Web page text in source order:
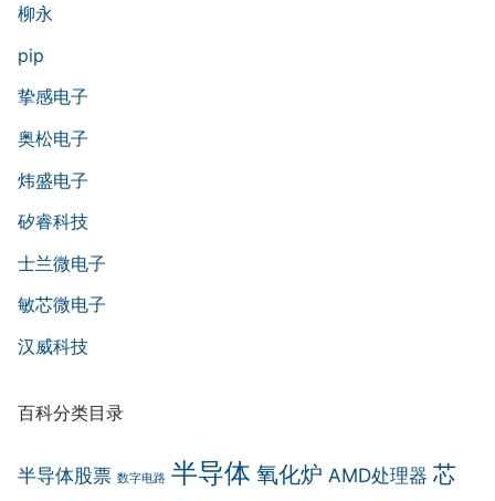
柳永
pip
挚感电子
奥松电子
炜盛电子
矽睿科技
士兰微电子
敏芯微电子
汉威科技
百科分类目录
半导体股票 数字电路 半导体 氧化炉 AMD处理器 芯